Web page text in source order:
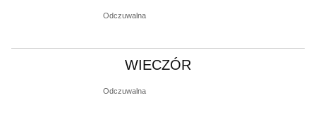
Odczuwalna
WIECZÓR
Odczuwalna